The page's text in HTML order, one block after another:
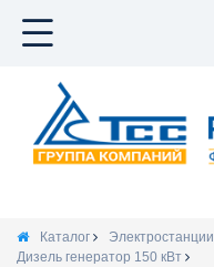
Каталог Электростанции
Дизель генератор 150 кВт